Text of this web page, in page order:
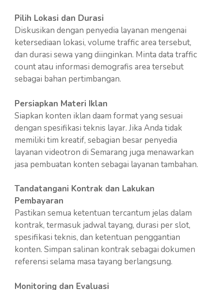
Pilih Lokasi dan Durasi
Diskusikan dengan penyedia layanan mengenai
ketersediaan lokasi, volume traffic area tersebut,
dan durasi sewa yang diinginkan. Minta data traffic
count atau informasi demografis area tersebut
sebagai bahan pertimbangan.
Persiapkan Materi Iklan
Siapkan konten iklan daam format yang sesuai
dengan spesifikasi teknis layar. Jika Anda tidak
memiliki tim kreatif, sebagian besar penyedia
layanan videotron di Semarang juga menawarkan
jasa pembuatan konten sebagai layanan tambahan.
Tandatangani Kontrak dan Lakukan
Pembayaran
Pastikan semua ketentuan tercantum jelas dalam
kontrak, termasuk jadwal tayang, durasi per slot,
spesifikasi teknis, dan ketentuan penggantian
konten. Simpan salinan kontrak sebagai dokumen
referensi selama masa tayang berlangsung.
Monitoring dan Evaluasi